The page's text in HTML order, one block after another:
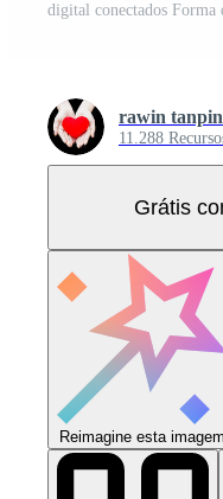
rawin tanpin
11.288
Grátis
Reimagine esta imagem